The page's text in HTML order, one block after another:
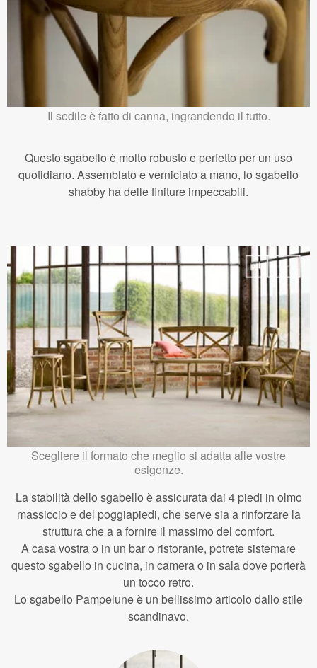
Il sedile è fatto di canna, ingrandendo il tutto.
Questo sgabello è molto robusto e perfetto per un uso
quotidiano. Assemblato e verniciato a mano, lo sgabello
shabby ha delle finiture impeccabili.
Scegliere il formato che meglio si adatta alle vostre
esigenze.
La stabilità dello sgabello è assicurata dai 4 piedi in olmo
massiccio e del poggiapiedi, che serve sia a rinforzare la
struttura che a a fornire il massimo del comfort.
A casa vostra o in un bar o ristorante, potrete sistemare
questo sgabello in cucina, in camera o in sala dove porterà
un tocco retro.
Lo sgabello Pampelune è un bellissimo articolo dallo stile
scandinavo.